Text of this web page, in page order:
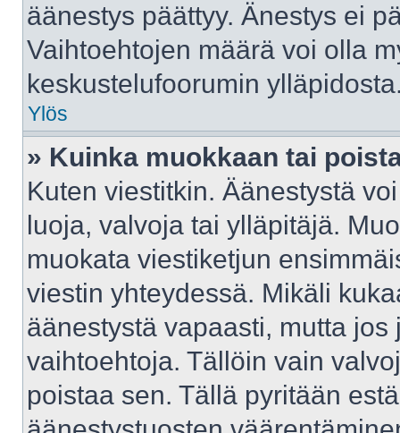
äänestys päättyy. Änestys ei
Vaihtoehtojen määrä voi olla
keskustelufoorumin
Ylös
» Kuinka muokkaan tai
Kuten viestitkin. Äänestystä
luoja, valvoja tai ylläpitäjä.
muokata viestiketjun
viestin yhteydessä. Mikäli
äänestystä vapaasti, mutta
vaihtoehtoja. Tällöin vain
poistaa sen. Tällä pyritään